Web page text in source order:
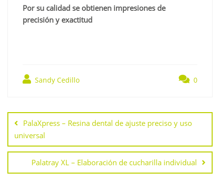
Por su calidad se obtienen impresiones de
precisión y exactitud
Sandy Cedillo 0
de
entradas
PalaXpress – Resina dental de ajuste preciso y uso
universal
Palatray XL – Elaboración de cucharilla individual